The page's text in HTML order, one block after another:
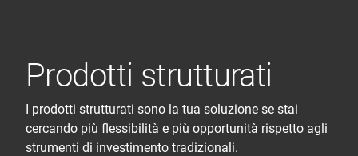
Prodotti strutturati
I prodotti strutturati sono la tua soluzione se stai
cercando più flessibilità e più opportunità rispetto agli
strumenti di investimento tradizionali.